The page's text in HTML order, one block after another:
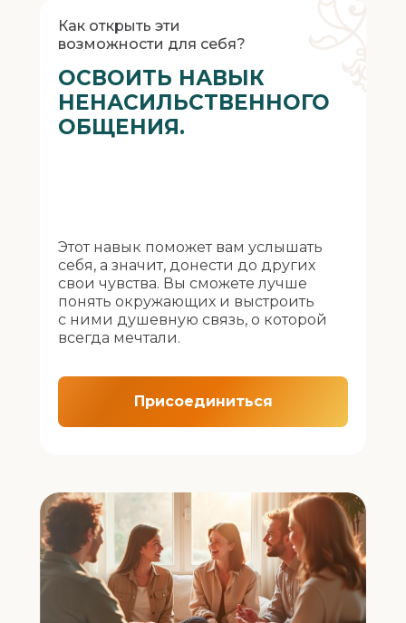
Как открыть эти
возможности для себя?
Этот навык поможет вам услышать
себя, а значит, донести до других
свои чувства. Вы сможете лучше
понять окружающих и выстроить
с ними душевную связь, о которой
всегда мечтали.
ОСВОИТЬ НАВЫК
НЕНАСИЛЬСТВЕННОГО
ОБЩЕНИЯ.
Присоединиться